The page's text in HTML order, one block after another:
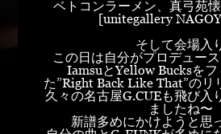
ベトコンラーメン、真弓苑
[unitegallery
そして会場入
この日は自分がプロデュー
IamsuとYellow Bucksをフ
た”Right Back Like That”のリ
久々の名古屋G.CUEも飛び入
ましたね〜
新譜多めにかけようと思